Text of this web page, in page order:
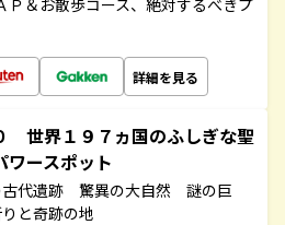
Ｐ＆お散歩コース、絶対するべきプ
詳細を見る
世界１９７ヵ国のふしぎな聖
ワースポット
古代遺跡 驚異の大自然 謎の巨
と奇跡の地